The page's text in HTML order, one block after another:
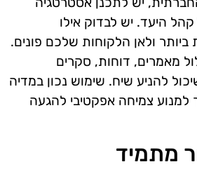
היעד. יש לבדוק אילו
ולאן הלקוחות שלכם פונים.
מאמרים, דוחות, סקרים
להניע שיח. שימוש נכון במדיה
למנוע צמיחה אפקטיבי להגעה
מתמיד